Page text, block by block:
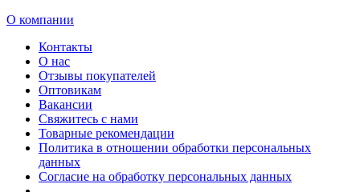
О компании
Контакты
О нас
Отзывы покупателей
Оптовикам
Вакансии
Свяжитесь с нами
Товарные рекомендации
Политика в отношении обработки персональных
данных
Согласие на обработку персональных данных